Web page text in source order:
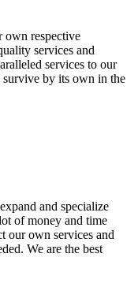
own respective
services and
services to our
survive by its own in the
and specialize
of money and time
our own services and
We are the best